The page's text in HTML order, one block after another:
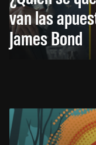
van las
James Bond